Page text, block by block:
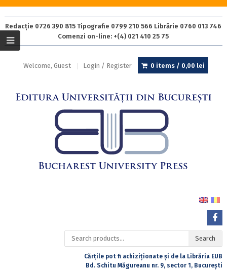
Redacție 0726 390 815 Tipografie 0799 210 566 Librărie 0760 013 746
Comenzi on-line: +(4) 021 410 25 75
Welcome, Guest Login / Register 0 items / 0,00 lei
Search
for:
Search
Cărțile pot fi achiziționate și de la Librăria EUB
Bd. Schitu Măgureanu nr. 9, sector 1, București